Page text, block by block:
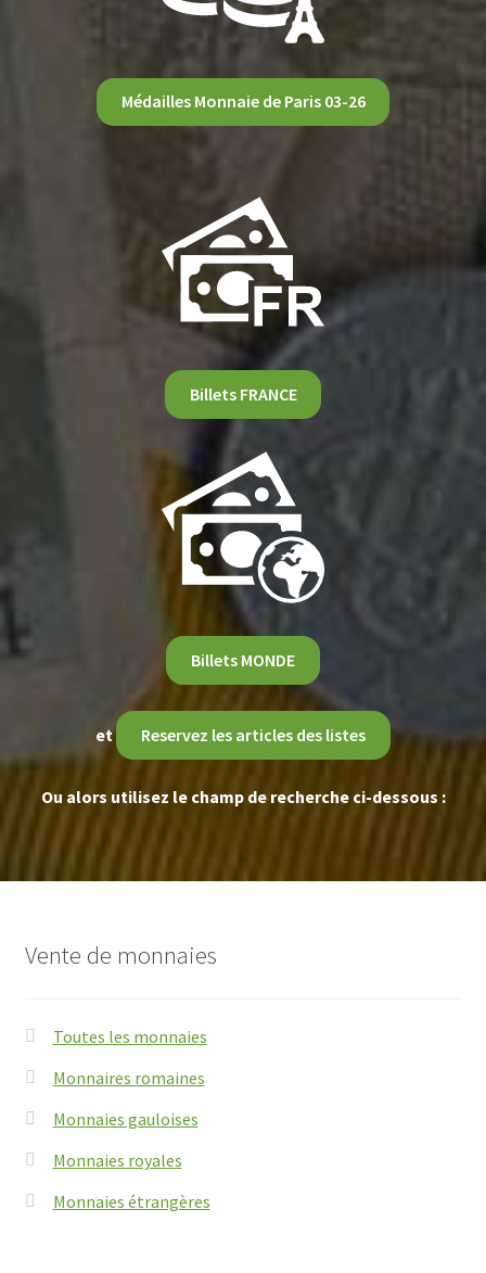
Médailles Monnaie de Paris 03-26
Billets FRANCE
Billets MONDE
et Reservez les articles des listes
Ou alors utilisez le champ de recherche ci-dessous :
Vente de monnaies
Toutes les monnaies
Monnaires romaines
Monnaies gauloises
Monnaies royales
Monnaies étrangères